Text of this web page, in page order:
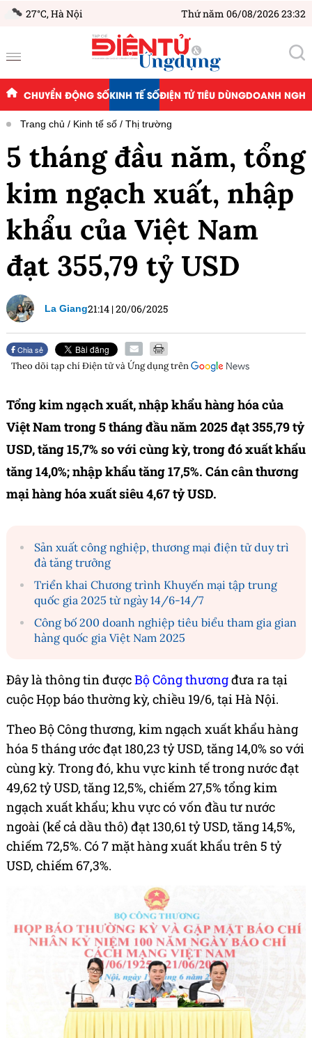
27°C,Hà Nội Thứ năm 06/08/2026 23:32
CHUYỂN ĐỘNG SỐKINH TẾ SỐĐIỆN TỬ TIÊU DÙNGDOANH
Trang chủ Kinh tế số Thị trường
5 tháng đầu năm, tổng
kim ngạch xuất, nhập
khẩu của Việt Nam
đạt 355,79 tỷ USD
La Giang21:14 |20/06/2025
Chia sẻ
Theo dõi tạp chíĐiện tử và Ứng dụngtrên
Tổng kim ngạch xuất, nhập khẩu hàng hóa của
Việt Nam trong 5 tháng đầu năm 2025 đạt 355,79 tỷ
USD, tăng 15,7% so với cùng kỳ, trong đó xuất khẩu
tăng 14,0%; nhập khẩu tăng 17,5%. Cán cân thương
mại hàng hóa xuất siêu 4,67 tỷ USD.
Sản xuất công nghiệp, thương mại điện tử duy trì
đà tăng trưởng
Triển khai Chương trình Khuyến mại tập trung
quốc gia 2025 từ ngày 14/6-14/7
Công bố 200 doanh nghiệp tiêu biểu tham gia gian
hàng quốc gia Việt Nam 2025
Đây là thông tin đượcBộ Công thươngđưa ra tại
cuộc Họp báo thường kỳ, chiều 19/6, tại Hà Nội.
Theo Bộ Công thương, kim ngạch xuất khẩu hàng
hóa 5 tháng ước đạt 180,23 tỷ USD, tăng 14,0% so với
cùng kỳ. Trong đó, khu vực kinh tế trong nước đạt
49,62 tỷ USD, tăng 12,5%, chiếm 27,5% tổng kim
ngạch xuất khẩu; khu vực có vốn đầu tư nước
ngoài (kể cả dầu thô) đạt 130,61 tỷ USD, tăng 14,5%,
chiếm 72,5%. Có 7 mặt hàng xuất khẩu trên 5 tỷ
USD, chiếm 67,3%.